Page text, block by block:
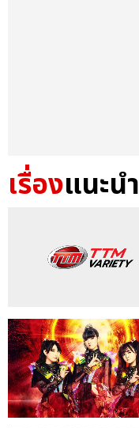
เรื่องแนะนำ